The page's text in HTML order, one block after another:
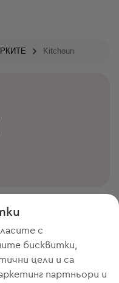
Kitchoun
с
бисквитки,
цели и са
партньори и